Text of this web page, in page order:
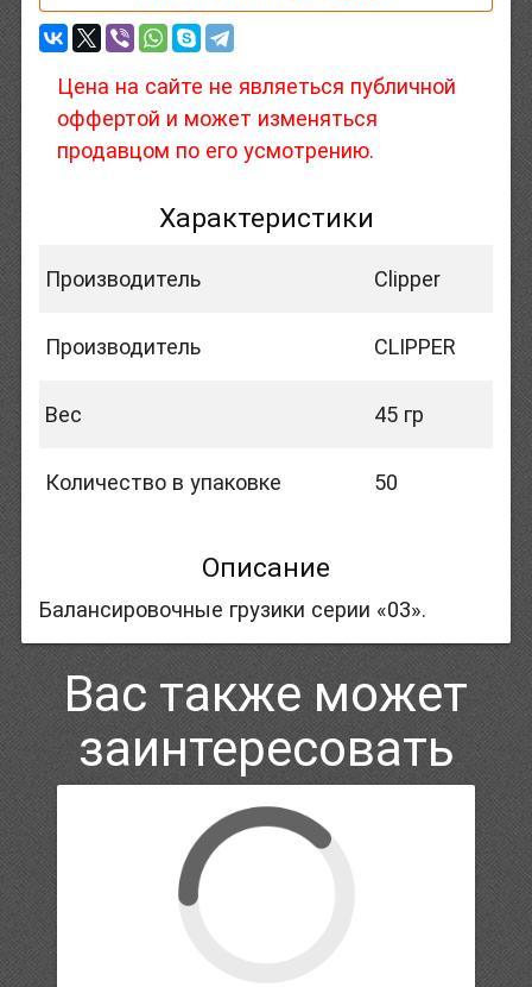
Цена на сайте не являеться публичной
оффертой и может изменяться
продавцом по его усмотрению.
Характеристики
Производитель Clipper
Производитель CLIPPER
Вес 45 гр
Количество в упаковке 50
Описание
Балансировочные грузики серии «03».
Вас также может
заинтересовать